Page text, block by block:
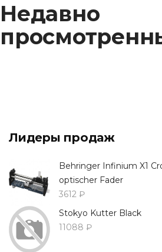
Недавно
Лидеры продаж
Behringer Infinium X1
optischer Fader
3612 ₽
Stokyo Kutter Black
11088 ₽